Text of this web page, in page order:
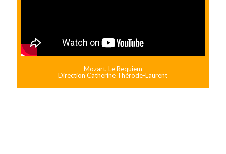
Mozart, Le Requiem
Direction Catherine Thérode-Laurent